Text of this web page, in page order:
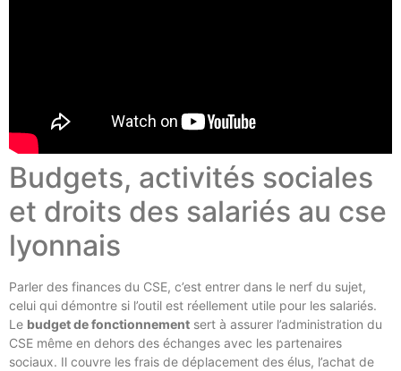
Budgets, activités sociales
et droits des salariés au cse
lyonnais
Parler des finances du CSE, c’est entrer dans le nerf du sujet,
celui qui démontre si l’outil est réellement utile pour les salariés.
Le budget de fonctionnement sert à assurer l’administration du
CSE même en dehors des échanges avec les partenaires
sociaux. Il couvre les frais de déplacement des élus, l’achat de